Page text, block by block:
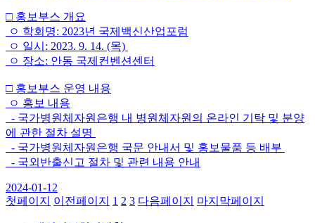
□ 홍보부스 개요
ㅇ 학회명: 2023년 국제백신산업포럼
ㅇ 일시: 2023. 9. 14. (목)
ㅇ 장소: 안동 국제컨벤션센터
□ 홍보부스 운영 내용
ㅇ 홍보 내용
- 국가병원체자원은행 내 병원체자원의 온라인 기탁 및 분양
에 관한 절차 설명
- 국가병원체자원은행 국문 안내서 및 홍보물품 등 배부
- 국외반출신고 절차 및 관련 내용 안내
2024-01-12
첫페이지
이전페이지 1 2 3 다음페이지 마지막페이지